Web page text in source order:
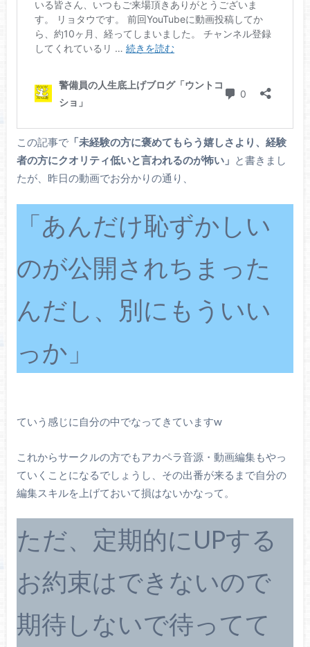
この記事で「未経験の方に褒めてもらう嬉しさより、経験
者の方にクオリティ低いと言われるのが怖い」 と書きまし
たが、昨日の動画でお分かりの通り、
「あんだけ恥ずかしい
のが公開されちまった
んだし、別にもういい
っか」
ていう感じに自分の中でなってきていますw
これからサークルの方でもアカペラ音源・動画編集もやっ
ていくことになるでしょうし、その出番が来るまで自分の
編集スキルを上げておいて損はないかなって。
ただ、定期的にUPする
お約束はできないので
期待しないで待ってて